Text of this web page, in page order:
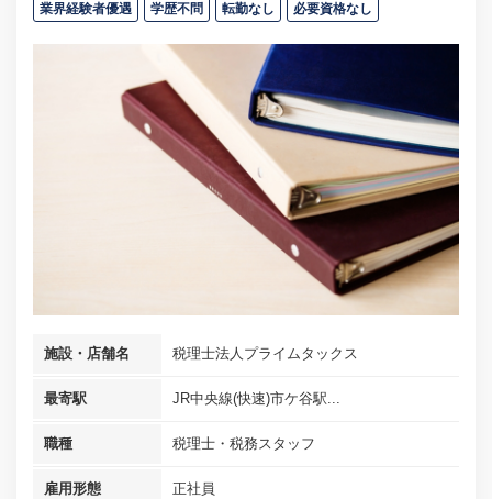
業界経験者優遇 学歴不問 転勤なし 必要資格なし
施設・店舗名 税理士法人プライムタックス
最寄駅 JR中央線(快速)市ケ谷駅...
職種 税理士・税務スタッフ
雇用形態 正社員